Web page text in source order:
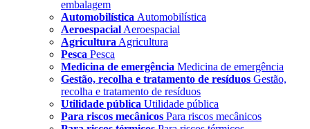
embalagem
Automobilística Automobilística
Aeroespacial Aeroespacial
Agricultura Agricultura
Pesca Pesca
Medicina de emergência Medicina de emergência
Gestão, recolha e tratamento de resíduos Gestão,
recolha e tratamento de resíduos
Utilidade pública Utilidade pública
Para riscos mecânicos Para riscos mecânicos